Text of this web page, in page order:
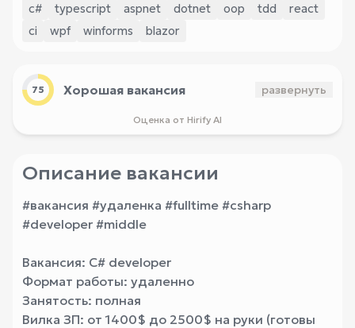
c# typescript aspnet dotnet oop tdd
react
ci
wpf winforms blazor
75 Хорошая вакансия развернуть
Оценка от Hirify AI
Описание вакансии
#вакансия #удаленка #fulltime #csharp
#developer #middle
Вакансия: C# developer
Формат работы: удаленно
Занятость: полная
Вилка ЗП: от 1400$ до 2500$ на руки (готовы